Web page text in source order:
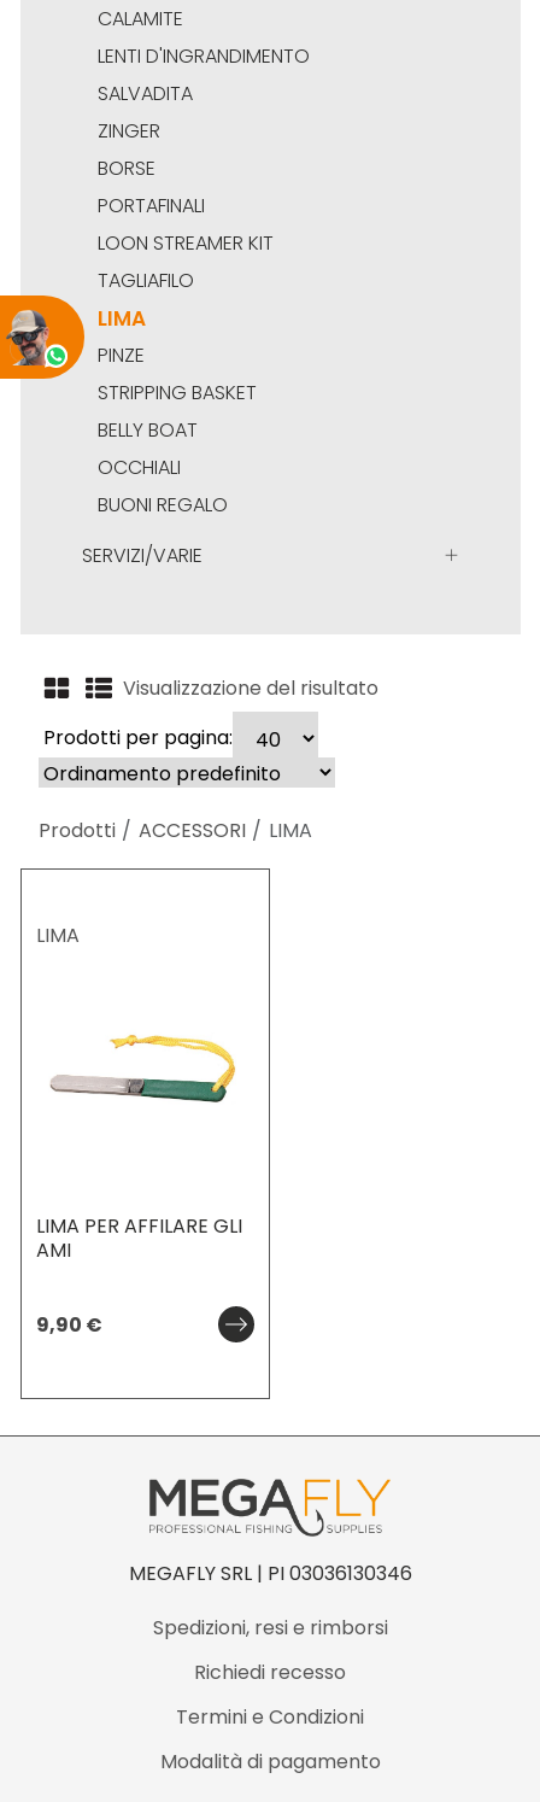
CALAMITE
LENTI D'INGRANDIMENTO
SALVADITA
ZINGER
BORSE
PORTAFINALI
LOON STREAMER KIT
TAGLIAFILO
LIMA
PINZE
STRIPPING BASKET
BELLY BOAT
OCCHIALI
BUONI REGALO
SERVIZI/VARIE
Visualizzazione del risultato
Prodotti per pagina:
Prodotti ACCESSORI LIMA
LIMA
LIMA PER AFFILARE GLI
AMI
9,90 €
MEGAFLY SRL | PI 03036130346
Spedizioni, resi e rimborsi
Richiedi recesso
Termini e Condizioni
Modalità di pagamento